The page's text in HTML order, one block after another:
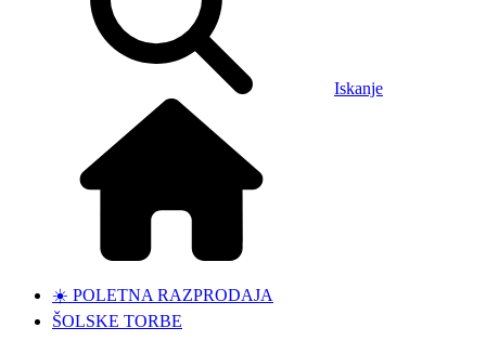
Iskanje
☀️ POLETNA RAZPRODAJA
ŠOLSKE TORBE